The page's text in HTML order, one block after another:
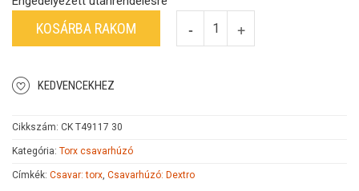
KOSÁRBA RAKOM
KEDVENCEKHEZ
Cikkszám: CK T49117 30
Kategória: Torx csavarhúzó
Címkék: Csavar: torx, Csavarhúzó: Dextro